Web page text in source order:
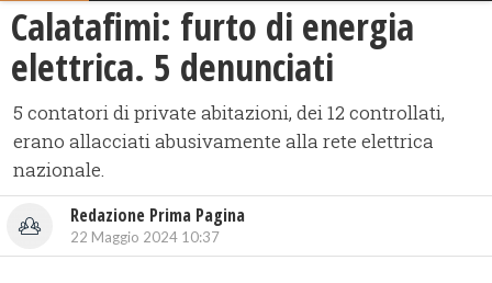
Calatafimi: furto di energia
elettrica. 5 denunciati
5 contatori di private abitazioni, dei 12 controllati,
erano allacciati abusivamente alla rete elettrica
nazionale.
Redazione Prima Pagina
22 Maggio 2024 10:37